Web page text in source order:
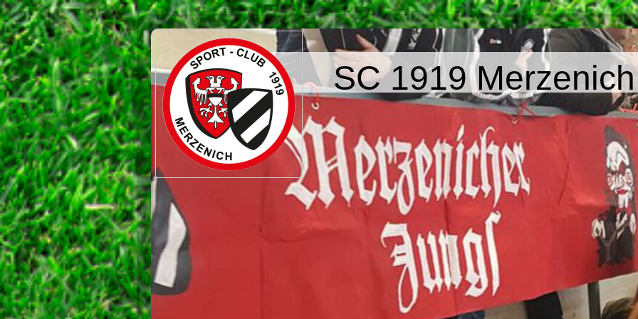
SC 1919